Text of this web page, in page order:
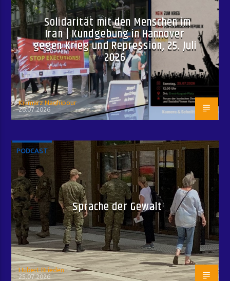
Solidarität mit den Menschen im
Iran | Kundgebung in Hannover
gegen Krieg und Repression, 25. Juli
2026
Kiumarz Naghipour
26.07.2026
PODCAST
Sprache der Gewalt
Hubert Brieden
25.07.2026